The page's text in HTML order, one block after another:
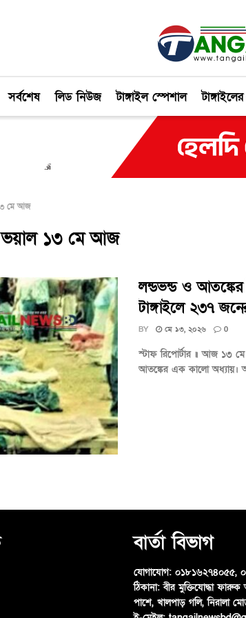
সর্বশেষ লিড নিউজ টাঙ্গাইল স্পেশাল
মে আজ
ভয়াল ১৩ মে আজ
লন্ডভন্ড ও
টাঙ্গাইলে ২৩৭
BY মে ১৩, ২০২৬ 0
স্টাফ রিপোর্টার ॥ আজ ১৩
আতঙ্কের এক কালো
বার্তা বিভাগ
যোগাযোগ: ০১৮১৬২৭৪০৫৫,
ঠিকানা:বীর মুক্তিযোদ্ধা
পাশে, খালপাড় গলি, নিরালা